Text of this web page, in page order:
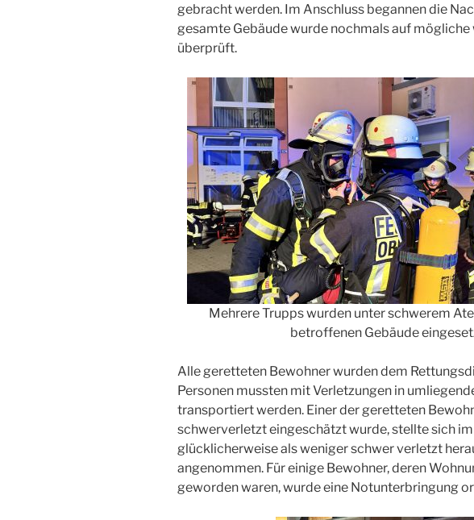
gebracht werden. Im Anschluss begannen die
gesamte Gebäude wurde nochmals auf mögliche
überprüft.
Mehrere Trupps wurden unter schwerem
betroffenen Gebäude
Alle geretteten Bewohner wurden dem
Personen mussten mit Verletzungen in
transportiert werden. Einer der geretteten
schwerverletzt eingeschätzt wurde, stellte sich
glücklicherweise als weniger schwer verletzt
angenommen. Für einige Bewohner, deren
geworden waren, wurde eine Notunterbringung